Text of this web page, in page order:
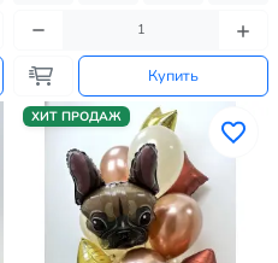
Купить
ХИТ ПРОДАЖ